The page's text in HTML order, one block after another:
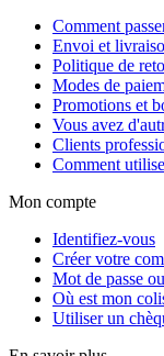
Comment
Envoi et
Politique de
Modes de
Promotions et
Vous avez
Clients
Comment
Mon compte
Identifiez-vous
Créer votre
Mot de passe
Où est mon
Utiliser un